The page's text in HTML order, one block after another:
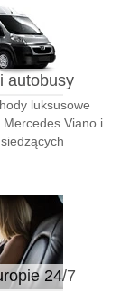
autobusy
luksusowe
Mercedes Viano i
24/7